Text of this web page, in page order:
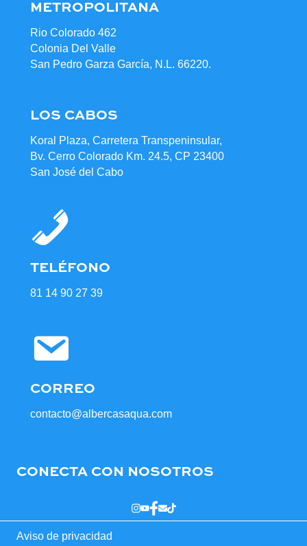
METROPOLITANA
Rio Colorado 462
Colonia Del Valle
San Pedro Garza García, N.L. 66220.
LOS CABOS
Koral Plaza, Carretera Transpeninsular,
Bv. Cerro Colorado Km. 24.5, CP 23400
San José del Cabo
TELÉFONO
81 14 90 27 39
CORREO
contacto@albercasaqua.com
CONECTA CON NOSOTROS
Aviso de privacidad